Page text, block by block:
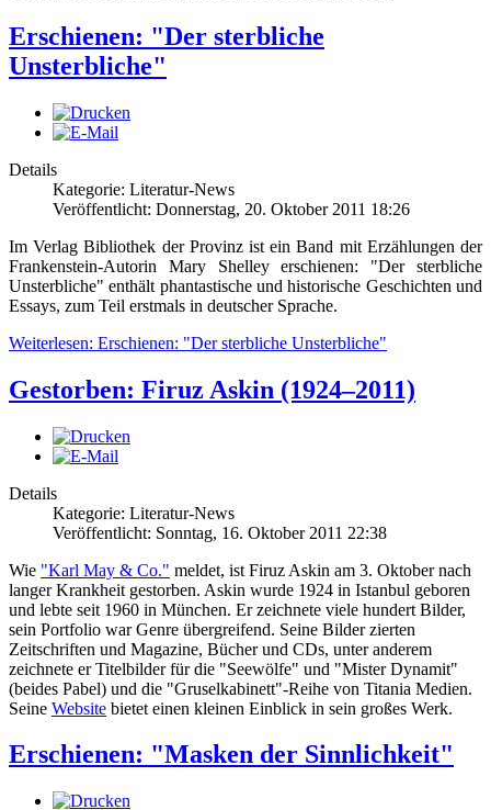
Erschienen: "Der sterbliche
Unsterbliche"
Details
Kategorie: Literatur-News
Veröffentlicht: Donnerstag, 20. Oktober 2011 18:26
Im Verlag Bibliothek der Provinz ist ein Band mit Erzählungen der
Frankenstein-Autorin Mary Shelley erschienen: "Der sterbliche
Unsterbliche" enthält phantastische und historische Geschichten und
Essays, zum Teil erstmals in deutscher Sprache.
Weiterlesen: Erschienen: "Der sterbliche Unsterbliche"
Gestorben: Firuz Askin (1924–2011)
Details
Kategorie: Literatur-News
Veröffentlicht: Sonntag, 16. Oktober 2011 22:38
Wie "Karl May & Co." meldet, ist Firuz Askin am 3. Oktober nach
langer Krankheit gestorben. Askin wurde 1924 in Istanbul geboren
und lebte seit 1960 in München. Er zeichnete viele hundert Bilder,
sein Portfolio war Genre übergreifend. Seine Bilder zierten
Zeitschriften und Magazine, Bücher und CDs, unter anderem
zeichnete er Titelbilder für die "Seewölfe" und "Mister Dynamit"
(beides Pabel) und die "Gruselkabinett"-Reihe von Titania Medien.
Seine Website bietet einen kleinen Einblick in sein großes Werk.
Erschienen: "Masken der Sinnlichkeit"